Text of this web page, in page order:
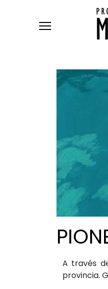
Pasar al contenido principal
A través
provincia.